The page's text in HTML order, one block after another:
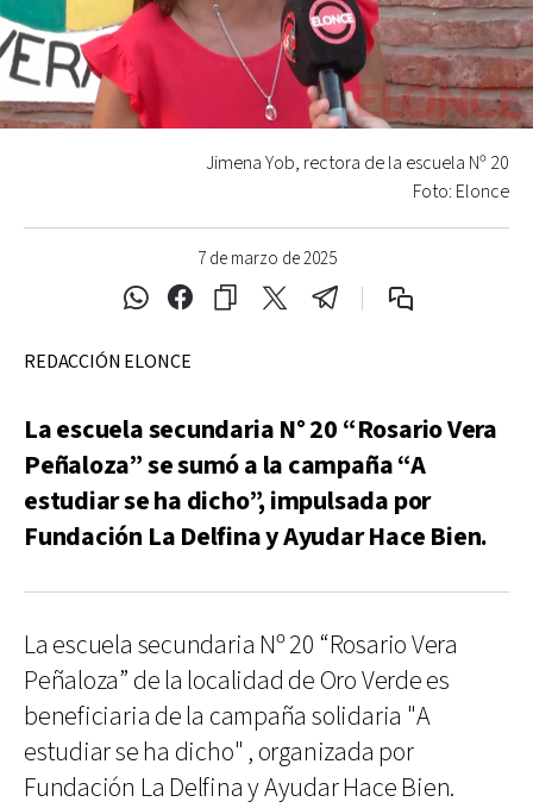
7 de marzo de 2025
Jimena Yob, rectora de la escuela Nº 20
Foto: Elonce
REDACCIÓN ELONCE
La escuela secundaria N° 20 “Rosario Vera
Peñaloza” se sumó a la campaña “A
estudiar se ha dicho”, impulsada por
Fundación La Delfina y Ayudar Hace Bien.
La escuela secundaria Nº 20 “Rosario Vera
Peñaloza” de la localidad de Oro Verde es
beneficiaria de la campaña solidaria "A
estudiar se ha dicho" , organizada por
Fundación La Delfina y Ayudar Hace Bien.